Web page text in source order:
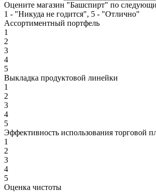
Оцените магазин "Башспирт" по
1 - "Никуда не годится", 5 - "Отлично"
Ассортиментный портфель
1
2
3
4
5
Выкладка продуктовой линейки
1
2
3
4
5
Эффективность использования торговой
1
2
3
4
5
Оценка чистоты